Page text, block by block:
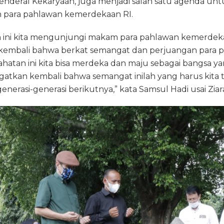
pahlawan kemerdekaan RI.
ini kita mengunjungi makam para pahlawan
bahwa berkat semangat dan perjuangan para
ini kita bisa merdeka dan maju sebagai bangsa
kembali bahwa semangat inilah yang harus kita
generasi berikutnya,” kata Samsul Hadi usai